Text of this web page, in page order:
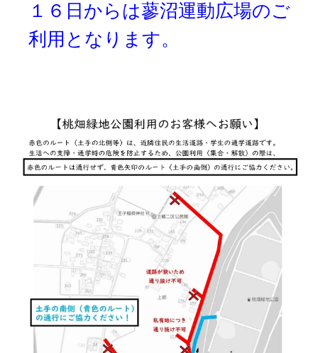
１６日からは蓼沼運動広場のご
利用となります。